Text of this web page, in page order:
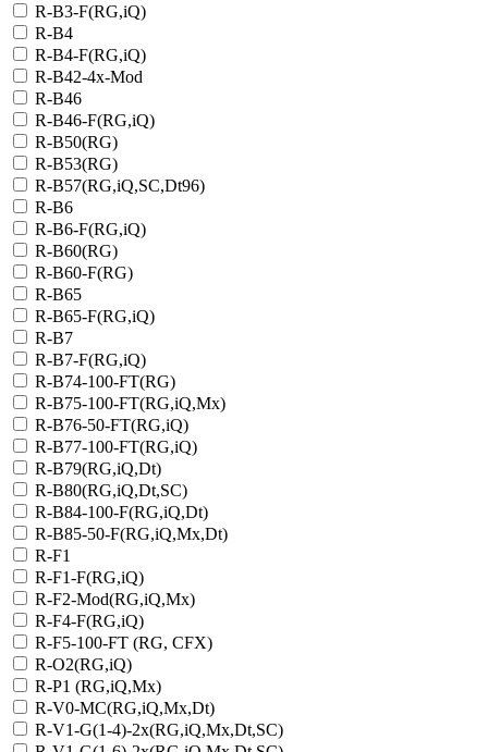
R-B3-F(RG,iQ)
R-B4
R-B4-F(RG,iQ)
R-B42-4x-Mod
R-B46
R-B46-F(RG,iQ)
R-B50(RG)
R-B53(RG)
R-B57(RG,iQ,SC,Dt96)
R-B6
R-B6-F(RG,iQ)
R-B60(RG)
R-B60-F(RG)
R-B65
R-B65-F(RG,iQ)
R-B7
R-B7-F(RG,iQ)
R-B74-100-FT(RG)
R-B75-100-FT(RG,iQ,Mx)
R-B76-50-FT(RG,iQ)
R-B77-100-FT(RG,iQ)
R-B79(RG,iQ,Dt)
R-B80(RG,iQ,Dt,SC)
R-B84-100-F(RG,iQ,Dt)
R-B85-50-F(RG,iQ,Mx,Dt)
R-F1
R-F1-F(RG,iQ)
R-F2-Mod(RG,iQ,Mx)
R-F4-F(RG,iQ)
R-F5-100-FT (RG, CFX)
R-O2(RG,iQ)
R-P1 (RG,iQ,Mx)
R-V0-MC(RG,iQ,Mx,Dt)
R-V1-G(1-4)-2х(RG,iQ,Mx,Dt,SC)